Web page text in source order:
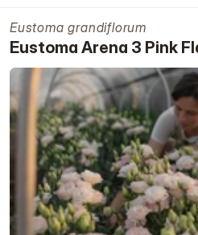
Eustoma grandiflorum
Eustoma Arena 3 Pink